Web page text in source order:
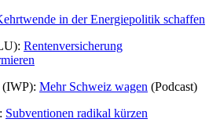
in der Energiepolitik schaffen
Rentenversicherung
(IWP): Mehr Schweiz wagen (Podcast)
Subventionen radikal kürzen